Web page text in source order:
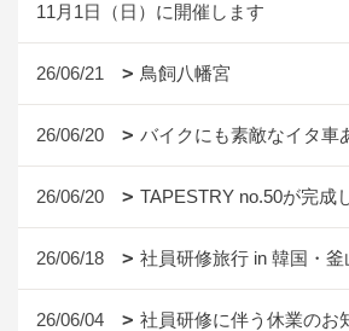
11月1日（日）に開催します
26/06/21 鳥飼八幡宮
26/06/20 バイクにも素敵なイタ車
26/06/20 TAPESTRY no.50が完成
26/06/18 社員研修旅行 in 韓国・釜
26/06/04 社員研修に伴う休業のお